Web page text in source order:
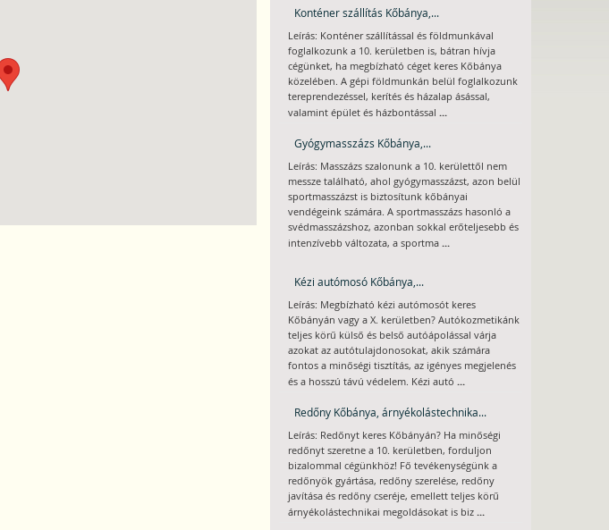
Konténer szállítás Kőbánya,...
Leírás: Konténer szállítással és földmunkával
foglalkozunk a 10. kerületben is, bátran hívja
cégünket, ha megbízható céget keres Kőbánya
közelében. A gépi földmunkán belül foglalkozunk
tereprendezéssel, kerítés és házalap ásással,
valamint épület és házbontással ...
Gyógymasszázs Kőbánya,...
Leírás: Masszázs szalonunk a 10. kerülettől nem
messze található, ahol gyógymasszázst, azon belül
sportmasszázst is biztosítunk kőbányai
vendégeink számára. A sportmasszázs hasonló a
svédmasszázshoz, azonban sokkal erőteljesebb és
intenzívebb változata, a sportma ...
Kézi autómosó Kőbánya,...
Leírás: Megbízható kézi autómosót keres
Kőbányán vagy a X. kerületben? Autókozmetikánk
teljes körű külső és belső autóápolással várja
azokat az autótulajdonosokat, akik számára
fontos a minőségi tisztítás, az igényes megjelenés
és a hosszú távú védelem. Kézi autó ...
Redőny Kőbánya, árnyékolástechnika...
Leírás: Redőnyt keres Kőbányán? Ha minőségi
redőnyt szeretne a 10. kerületben, forduljon
bizalommal cégünkhöz! Fő tevékenységünk a
redőnyök gyártása, redőny szerelése, redőny
javítása és redőny cseréje, emellett teljes körű
árnyékolástechnikai megoldásokat is biz ...